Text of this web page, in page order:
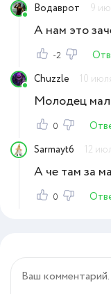
Водаврот
9
А нам это
-2
Chuzzle
10
Молодец
0
Sarmayt6
12
А че там за
0